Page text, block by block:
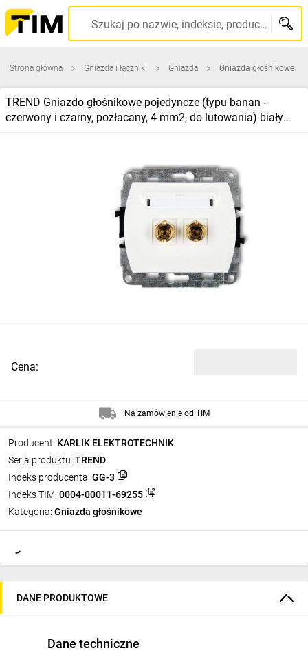
Szukaj po nazwie, indeksie, producencie, kodzie kreskowym...
Strona główna Gniazda i łączniki Gniazda Gniazda głośnikowe
TREND Gniazdo głośnikowe pojedyncze (typu banan ‑
czerwony i czarny, pozłacany, 4 mm2, do lutowania) biały
Producent: KARLIK ELEKTROTECHNIK
Seria produktu: TREND
Indeks producenta: GG-3
Indeks TIM: 0004-00011-69255
Kategoria: Gniazda głośnikowe
Cena:
Na zamówienie od TIM
DANE PRODUKTOWE
Dane techniczne